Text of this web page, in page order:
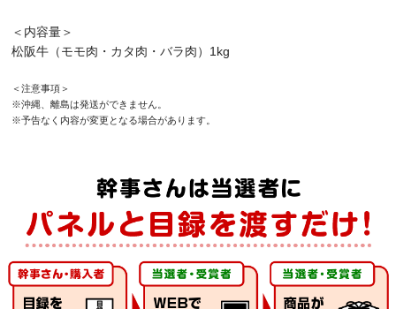
＜内容量＞
松阪牛（モモ肉・カタ肉・バラ肉）1kg
＜注意事項＞
※沖縄、離島は発送ができません。
※予告なく内容が変更となる場合があります。